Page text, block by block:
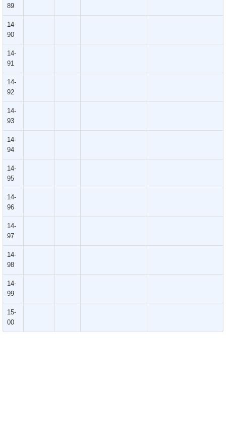
89
14-
90
14-
91
14-
92
14-
93
14-
94
14-
95
14-
96
14-
97
14-
98
14-
99
15-
00